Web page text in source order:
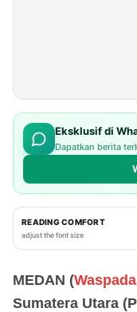
Eksklusif di
Dapatkan berita
READING COMFORT
adjust the font size
MEDAN (
Sumatera Utara